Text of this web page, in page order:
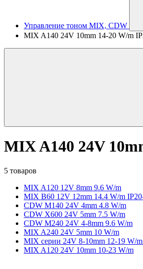
Управление тоном MIX, CDW
MIX A140 24V 10mm 14-20 W/m
MIX A140 24V
5 товаров
MIX A120 12V 8mm 9.6 W/m
MIX B60 12V 12mm 14.4 W/m
CDW M140 24V 4mm 4.8 W/m
CDW X600 24V 5mm 7.5 W/m
CDW M240 24V 4-8mm 9.6 W/m
MIX A240 24V 5mm 10 W/m
MIX серии 24V 8-10mm 12-19 W/
MIX A120 24V 10mm 10-23 W/m